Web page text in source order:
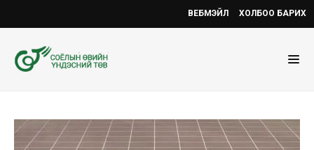
ВЕБМЭЙЛ ХОЛБОО БАРИХ